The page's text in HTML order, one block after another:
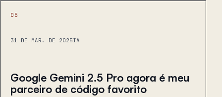
05
31 DE MAR. DE 2025IA
Google Gemini 2.5 Pro agora é meu
parceiro de código favorito